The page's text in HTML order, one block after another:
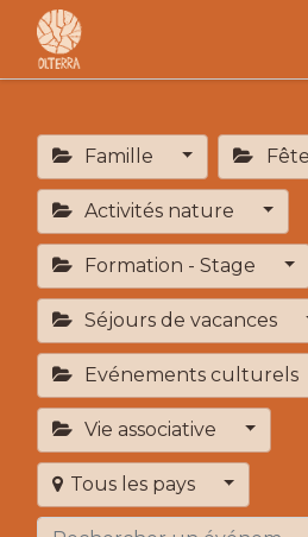
Famille
Activités nature
Formation - Stage
Séjours de vacances
Evénements culturels
Vie associative
Tous les pays